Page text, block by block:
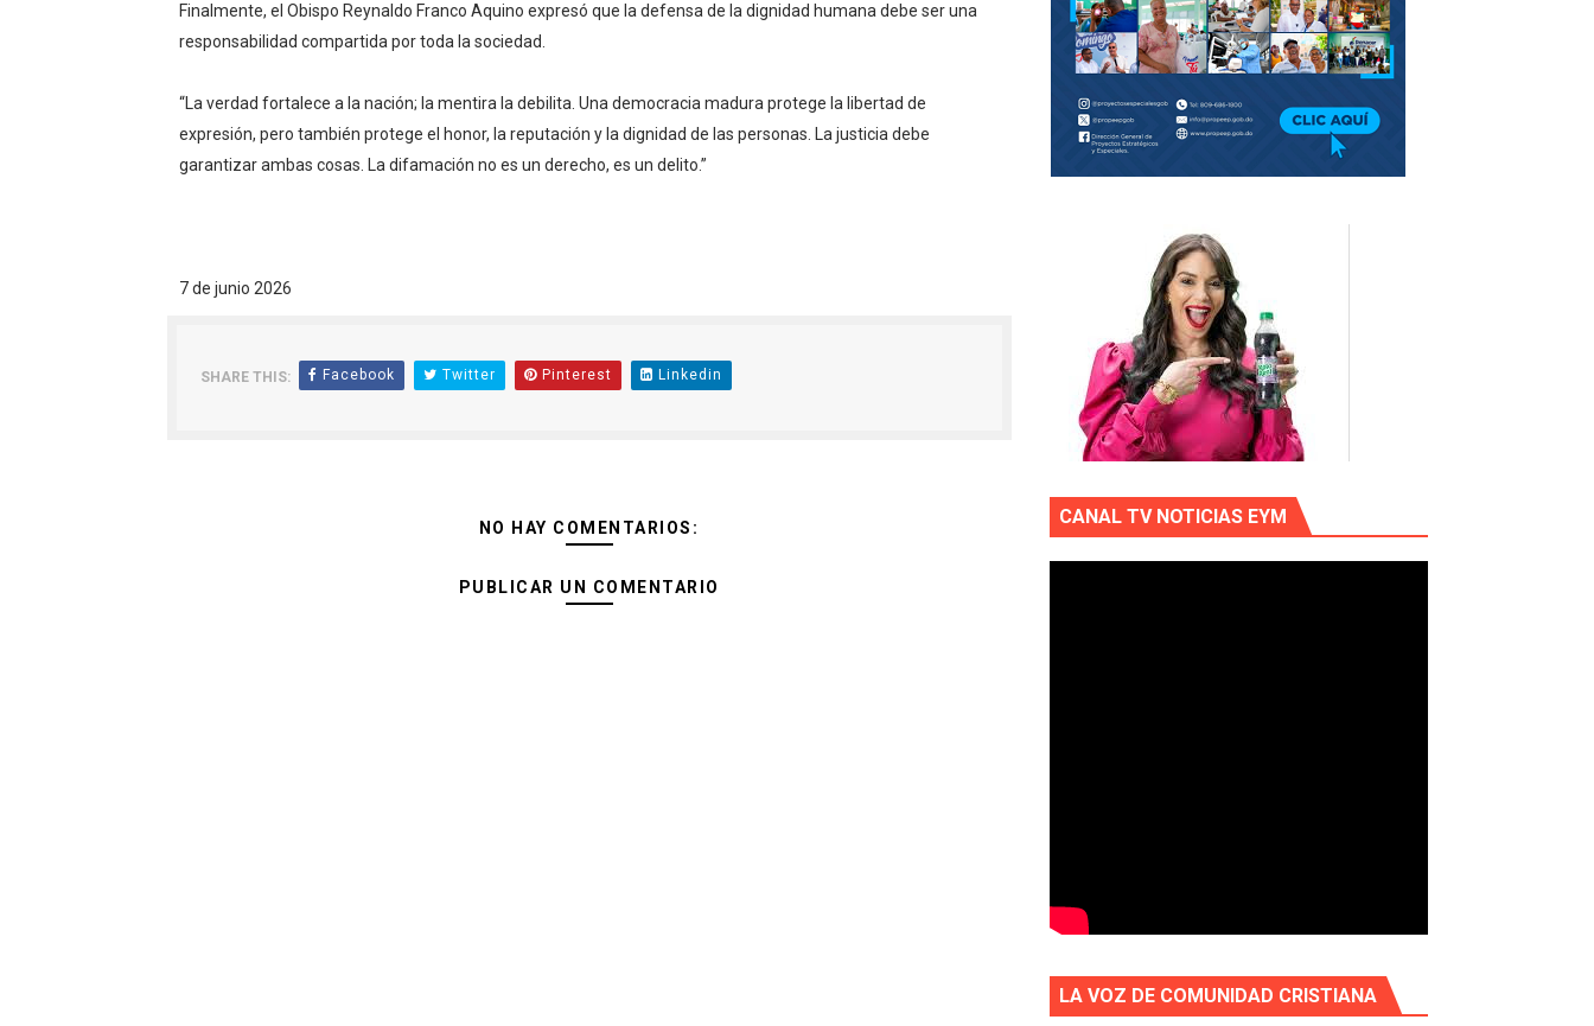
Finalmente, el Obispo Reynaldo Franco Aquino expresó que la defensa de la dignidad humana debe ser una
responsabilidad compartida por toda la sociedad.
“La verdad fortalece a la nación; la mentira la debilita. Una democracia madura protege la libertad de
expresión, pero también protege el honor, la reputación y la dignidad de las personas. La justicia debe
garantizar ambas cosas. La difamación no es un derecho, es un delito.”
7 de junio 2026
SHARE THIS: Facebook Twitter Pinterest Linkedin
NO HAY COMENTARIOS:
PUBLICAR UN COMENTARIO
CANAL TV NOTICIAS EYM
LA VOZ DE COMUNIDAD CRISTIANA